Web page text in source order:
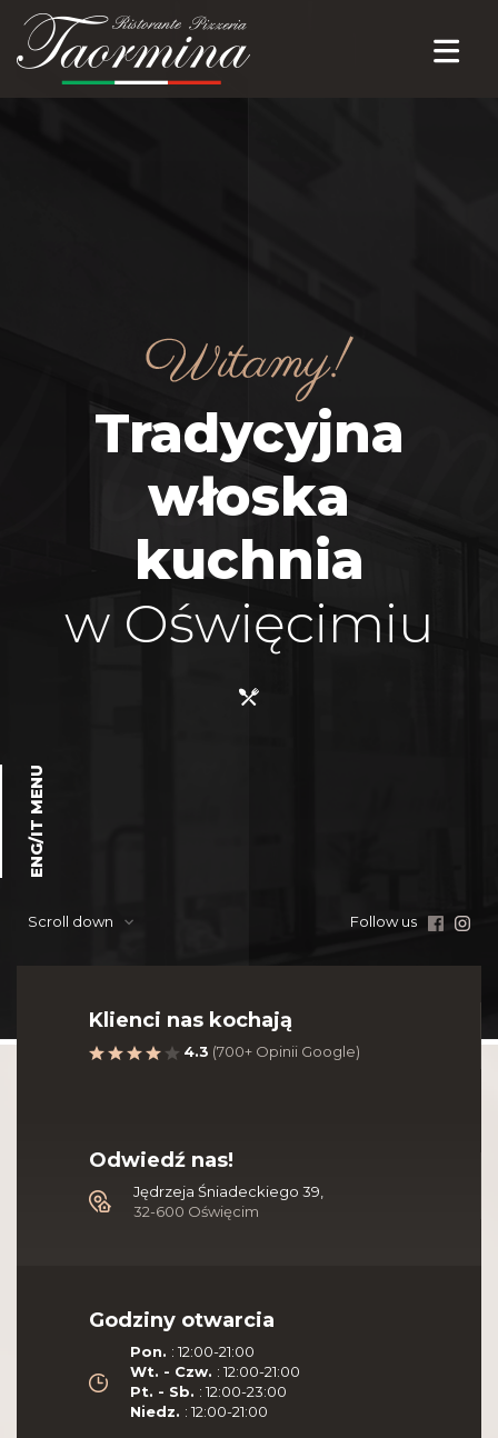
Tradycyjna
włoska
kuchnia
w Oświęcimiu
ENG/IT MENU
Scroll down Follow us
Klienci nas kochają
4.3 (700+ Opinii Google)
Odwiedź nas!
Jędrzeja Śniadeckiego 39,
32-600 Oświęcim
Godziny otwarcia
Pon. : 12:00-21:00
Wt. - Czw. : 12:00-21:00
Pt. - Sb. : 12:00-23:00
Niedz. : 12:00-21:00
Ristorante Taormina